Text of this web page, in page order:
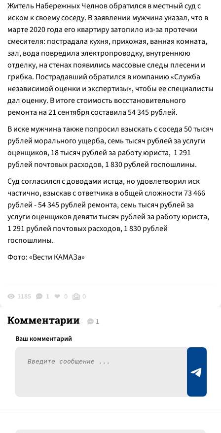
Житель Набережных Челнов обратился в местный суд с
иском к своему соседу. В заявлении мужчина указал, что в
марте 2020 года его квартиру затопило из-за протечки
смесителя: пострадала кухня, прихожая, ванная комната,
зал, вода повредила электропроводку, внутреннюю
отделку, на стенах появились массовые следы плесени и
грибка. Пострадавший обратился в компанию «Служба
независимой оценки и экспертизы», чтобы ее специалисты
дал оценку. В итоге стоимость восстановительного
ремонта на 21 сентября составила 54 345 рублей.
В иске мужчина также попросил взыскать с соседа 50 тысяч
рублей морального ущерба, семь тысяч рублей за услуги
оценщиков, 18 тысяч рублей за работу юриста, 1 291
рублей почтовых расходов, 1 830 рублей госпошлины.
Суд согласился с доводами истца, но удовлетворил иск
частично, взыскав с ответчика в общей сложности 73 466
рублей - 54 345 рублей ремонта, семь тысяч рублей за
услуги оценщиков девяти тысяч рублей за работу юриста,
1 291 рублей почтовых расходов, 1 830 рублей
госпошлины.
Фото: «Вести КАМАЗа»
1185 1 0 0
Комментарии 1